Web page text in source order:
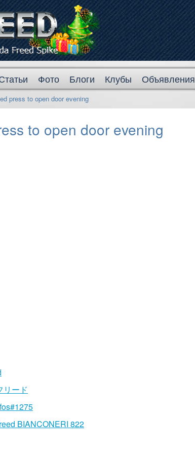
Фото Блоги Клубы Объявления
press to open door evening
to open door evening
リード
BIANCONERI 822